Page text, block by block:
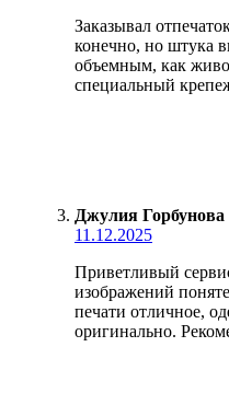
Заказывал
конечно, но штука
объемным, как
специальный
Джулия Горбунова
11.12.2025
Приветливый
изображений
печати отличное,
оригинально.